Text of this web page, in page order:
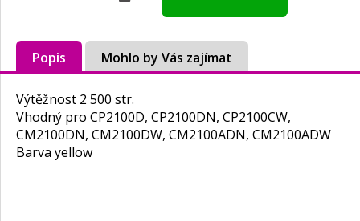
Popis Mohlo by Vás zajímat
Výtěžnost 2 500 str.
Vhodný pro CP2100D, CP2100DN, CP2100CW,
CM2100DN, CM2100DW, CM2100ADN, CM2100ADW
Barva yellow